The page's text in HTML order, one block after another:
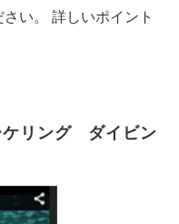
い。 詳しいポイント
リング ダイビン